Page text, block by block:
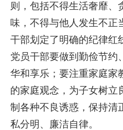
则，包括不得生活奢靡、
味，不得与他人发生不正
干部划定了明确的纪律红
党员干部要做到勤俭节约
华和享乐；要注重家庭家
的家庭观念，为子女树立
制各种不良诱惑，保持清
私分明、廉洁自律。